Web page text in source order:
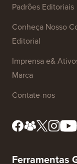
Padrões Editoriais
Conheça Nosso
Editorial
Imprensa e&
Marca
Contate-nos
Ferramentas